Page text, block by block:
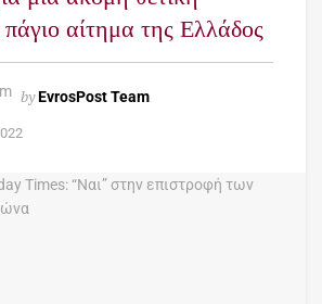
πάγιο αίτημα της Ελλάδος
byEvrosPost Team